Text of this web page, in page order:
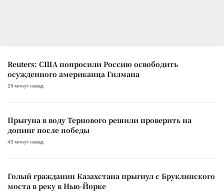
Reuters: США попросили Россию освободить
осужденного американца Гилмана
29 минут назад
Прыгуна в воду Тернового решили проверить на
допинг после победы
40 минут назад
Голый гражданин Казахстана прыгнул с Бруклинского
моста в реку в Нью-Йорке